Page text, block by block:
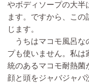
やボディソープの大半
ます。ですから、こ
じます。
うちはマコモ風呂な
プも使いません。私
統のあるマコモ耐熱菌
顔と頭をジャバジャバ